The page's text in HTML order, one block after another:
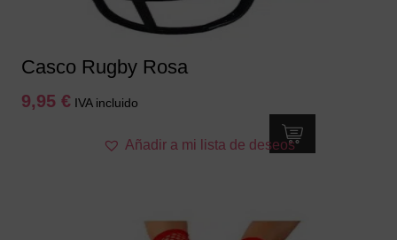
Casco Rugby Rosa
9,95 € IVA incluido
Añadir a mi lista de deseos